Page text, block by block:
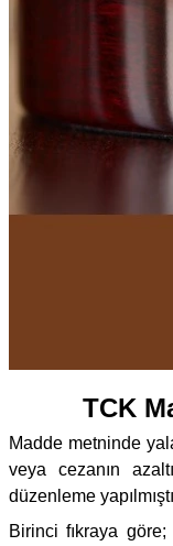
TCK
Madde metninde
veya cezanın
düzenleme
Birinci fıkraya